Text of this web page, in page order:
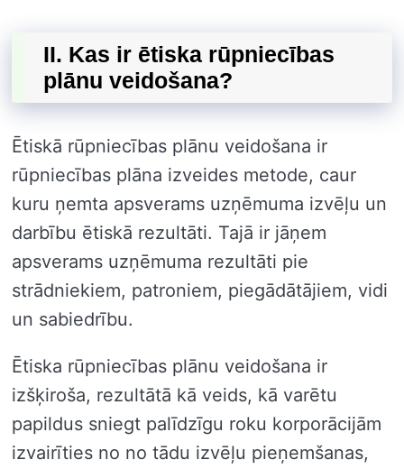
II. Kas ir ētiska rūpniecības
plānu veidošana?
Ētiskā rūpniecības plānu veidošana ir
rūpniecības plāna izveides metode, caur
kuru ņemta apsverams uzņēmuma izvēļu un
darbību ētiskā rezultāti. Tajā ir jāņem
apsverams uzņēmuma rezultāti pie
strādniekiem, patroniem, piegādātājiem, vidi
un sabiedrību.
Ētiska rūpniecības plānu veidošana ir
izšķiroša, rezultātā kā veids, kā varētu
papildus sniegt palīdzīgu roku korporācijām
izvairīties no no tādu izvēļu pieņemšanas,